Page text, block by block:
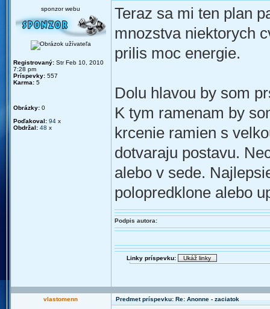
sponzor webu
Registrovaný: Str Feb 10, 2010
7:28 pm
Príspevky: 557
Karma: 5
Obrázky: 0
Poďakoval: 94 x
Obdržal: 48 x
Teraz sa mi ten plan
mnozstva niektorych
prilis moc energie.
Dolu hlavou by som
K tym ramenam by
krcenie ramien s
dotvaraju postavu.
alebo v sede.
polopredklone alebo
Podpis autora:
Linky príspevku:
vlastomenn Predmet príspevku: Re: Anonne - zaciatok